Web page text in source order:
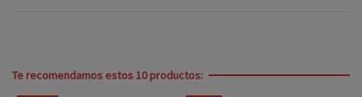
Te recomendamos estos 10 productos: